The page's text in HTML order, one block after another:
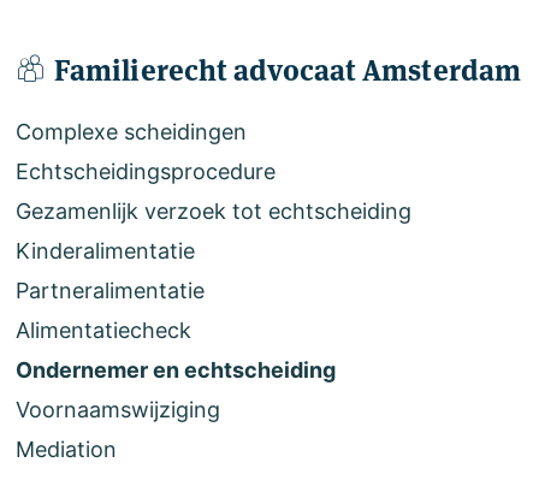
Familierecht advocaat Amsterdam
Complexe scheidingen
Echtscheidingsprocedure
Gezamenlijk verzoek tot echtscheiding
Kinderalimentatie
Partneralimentatie
Alimentatiecheck
Ondernemer en echtscheiding
Voornaamswijziging
Mediation